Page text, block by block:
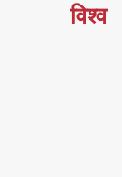
विश्व